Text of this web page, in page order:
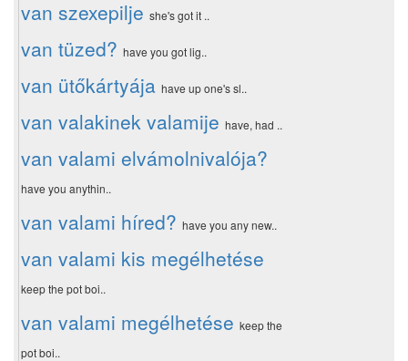
van szexepilje she's got it ..
van tüzed? have you got lig..
van ütőkártyája have up one's sl..
van valakinek valamije have, had ..
van valami elvámolnivalója?
have you anythin..
van valami híred? have you any new..
van valami kis megélhetése
keep the pot boi..
van valami megélhetése keep the
pot boi..